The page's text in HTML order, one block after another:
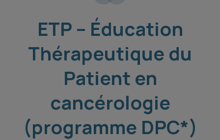
ETP – Éducation
Thérapeutique du
Patient en
cancérologie
(programme DPC*)